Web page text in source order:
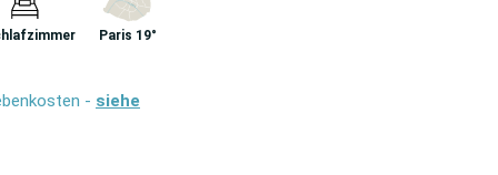
Paris 19°
- siehe